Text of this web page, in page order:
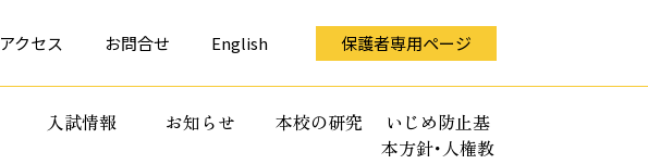
アクセス お問合せ English 保護者専用ページ
入試情報 お知らせ 本校の研究
いじめ防止基
本方針･人権教